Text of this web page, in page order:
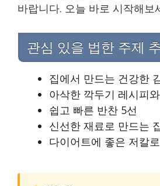
바랍니다. 오늘 바로 시작해보
관심 있을 법한 주제
집에서 만드는 건강한
아삭한 깍두기 레시피
쉽고 빠른 반찬 5선
신선한 재료로 만드는
다이어트에 좋은 저칼